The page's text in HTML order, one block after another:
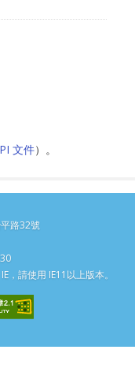
文件）。
平路32號
17:30
請使用 IE11以上版本。